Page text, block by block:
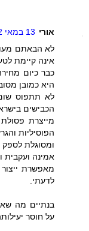
אורי 13 במאי 2012 בשעה 17:21
לא הבאתם
אינה קיימת
כבר כיום
היא כמובן
לא תתפוס
הכבישים
מייצרת
הפוסיליות
ומסוגלת לספק
אמינה ועקבית
מאפשרת
לדעתי.
בנתיים מה
על חוסר